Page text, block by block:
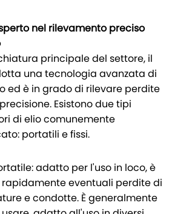
nel rilevamento preciso
principale del settore, il
una tecnologia avanzata di
ed è in grado di rilevare perdite
Esistono due tipi
di elio comunemente
portatili e fissi.
adatto per l'uso in loco, è
eventuali perdite di
e condotte. È generalmente